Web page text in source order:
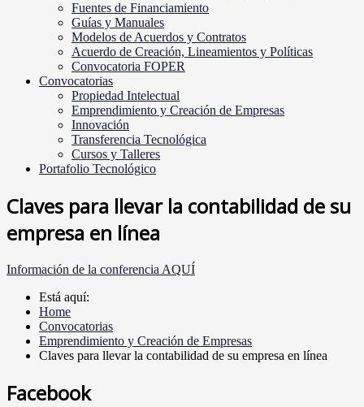
Fuentes de Financiamiento
Guías y Manuales
Modelos de Acuerdos y Contratos
Acuerdo de Creación, Lineamientos y Políticas
Convocatoria FOPER
Convocatorias
Propiedad Intelectual
Emprendimiento y Creación de Empresas
Innovación
Transferencia Tecnológica
Cursos y Talleres
Portafolio Tecnológico
Claves para llevar la contabilidad de su
empresa en línea
Información de la conferencia AQUÍ
Está aquí:
Home
Convocatorias
Emprendimiento y Creación de Empresas
Claves para llevar la contabilidad de su empresa en línea
Facebook